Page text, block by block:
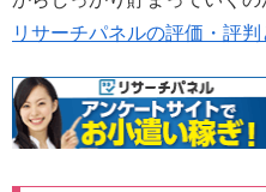
リサーチパネルの評価・評